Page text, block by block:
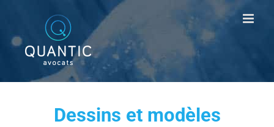
contenu
Dessins et modèles